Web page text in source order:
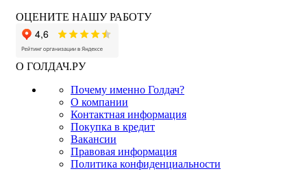
ОЦЕНИТЕ НАШУ РАБОТУ
О ГОЛДАЧ.РУ
Почему именно Голдач?
О компании
Контактная информация
Покупка в кредит
Вакансии
Правовая информация
Политика конфиденциальности